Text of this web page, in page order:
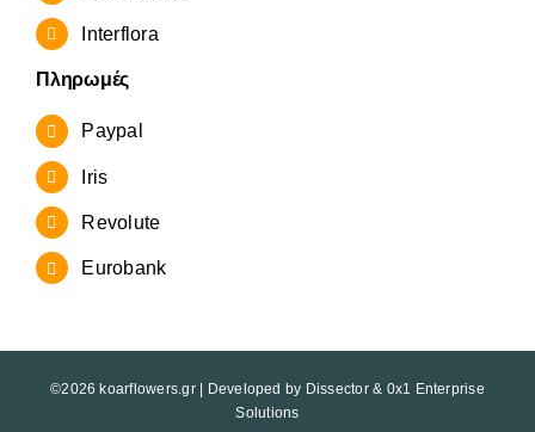
Interflora
Πληρωμές
Paypal
Iris
Revolute
Eurobank
©2026 koarflowers.gr | Developed by Dissector& 0x1 Enterprise
Solutions